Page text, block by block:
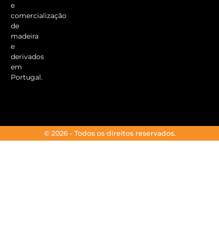
e
comercialização
de
madeira
e
derivados
em
Portugal.
© 2026 - Todos os direitos reservados.